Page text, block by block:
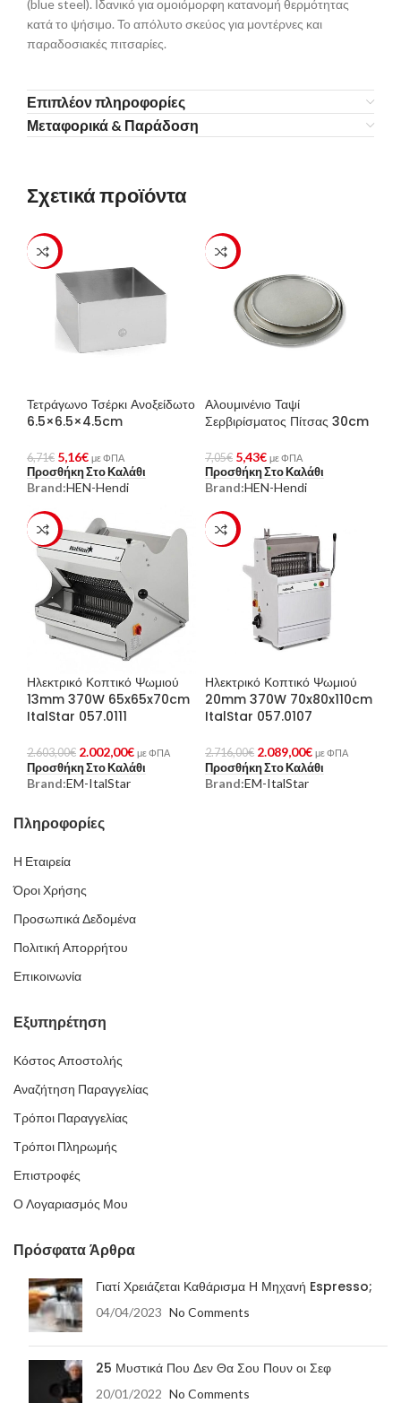
(blue steel). Ιδανικό για ομοιόμορφη κατανομή θερμότητας
κατά το ψήσιμο. Το απόλυτο σκεύος για μοντέρνες και
παραδοσιακές πιτσαρίες.
Επιπλέον πληροφορίες
Μεταφορικά & Παράδοση
Σχετικά προϊόντα
-23%
Τετράγωνο Τσέρκι Ανοξείδωτο
6.5×6.5×4.5cm
6,71€ 5,16€ με ΦΠΑ
Προσθήκη Στο Καλάθι
Brand:HEN-Hendi
-23%
Αλουμινένιο Ταψί
Σερβιρίσματος Πίτσας 30cm
7,05€ 5,43€ με ΦΠΑ
Προσθήκη Στο Καλάθι
Brand:HEN-Hendi
-23%
Ηλεκτρικό Κοπτικό Ψωμιού
13mm 370W 65x65x70cm
ItalStar 057.0111
2.603,00€ 2.002,00€ με ΦΠΑ
Προσθήκη Στο Καλάθι
Brand:EM-ItalStar
-23%
Ηλεκτρικό Κοπτικό Ψωμιού
20mm 370W 70x80x110cm
ItalStar 057.0107
2.716,00€ 2.089,00€ με ΦΠΑ
Προσθήκη Στο Καλάθι
Brand:EM-ItalStar
Πληροφορίες
Η Εταιρεία
Όροι Χρήσης
Προσωπικά Δεδομένα
Πολιτική Απορρήτου
Επικοινωνία
Εξυπηρέτηση
Κόστος Αποστολής
Αναζήτηση Παραγγελίας
Τρόποι Παραγγελίας
Τρόποι Πληρωμής
Επιστροφές
Ο Λογαριασμός Μου
Πρόσφατα Άρθρα
Γιατί Χρειάζεται Καθάρισμα Η Μηχανή Espresso;
04/04/2023 No Comments
25 Μυστικά Που Δεν Θα Σου Πουν οι Σεφ
20/01/2022 No Comments